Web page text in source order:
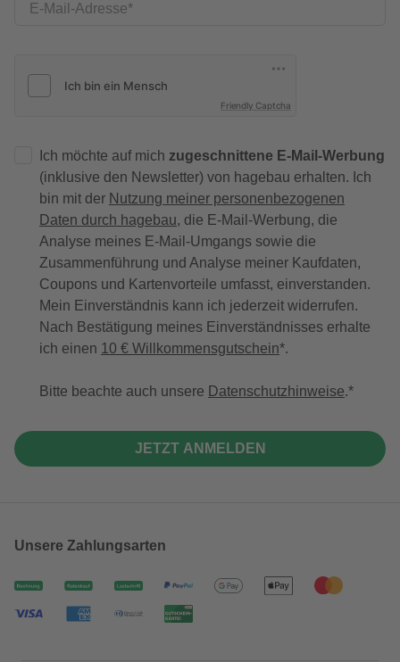
E-Mail-Adresse
Friendly Captcha
Ich möchte auf mich zugeschnittene E-Mail-Werbung
(inklusive den Newsletter) von hagebau erhalten. Ich
bin mit der Nutzung meiner personenbezogenen
Daten durch hagebau, die E-Mail-Werbung, die
Analyse meines E-Mail-Umgangs sowie die
Zusammenführung und Analyse meiner Kaufdaten,
Coupons und Kartenvorteile umfasst, einverstanden.
Mein Einverständnis kann ich jederzeit widerrufen.
Nach Bestätigung meines Einverständnisses erhalte
ich einen 10 € Willkommensgutschein*.
Bitte beachte auch unsere Datenschutzhinweise.
JETZT ANMELDEN
Unsere Zahlungsarten